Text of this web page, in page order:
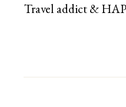
Travel addict &